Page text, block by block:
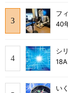
フ
40
シ
い